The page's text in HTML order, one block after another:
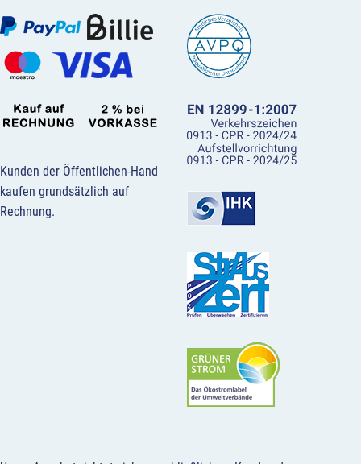
Kunden der Öffentlichen-Hand
kaufen grundsätzlich auf
Rechnung.